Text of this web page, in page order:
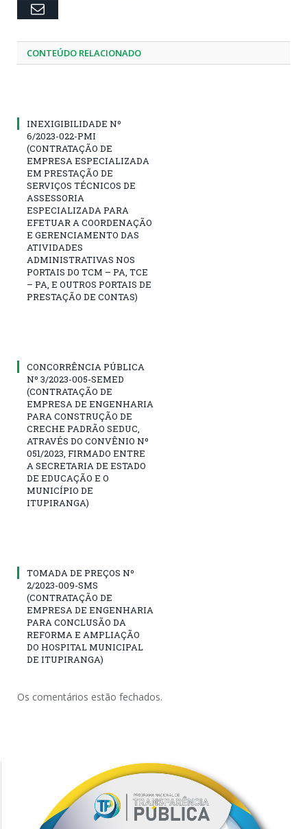
Email
CONTEÚDO RELACIONADO
INEXIGIBILIDADE Nº
6/2023-022-PMI
(CONTRATAÇÃO DE
EMPRESA ESPECIALIZADA
EM PRESTAÇÃO DE
SERVIÇOS TÉCNICOS DE
ASSESSORIA
ESPECIALIZADA PARA
EFETUAR A COORDENAÇÃO
E GERENCIAMENTO DAS
ATIVIDADES
ADMINISTRATIVAS NOS
PORTAIS DO TCM – PA, TCE
– PA, E OUTROS PORTAIS DE
PRESTAÇÃO DE CONTAS)
CONCORRÊNCIA PÚBLICA
Nº 3/2023-005-SEMED
(CONTRATAÇÃO DE
EMPRESA DE ENGENHARIA
PARA CONSTRUÇÃO DE
CRECHE PADRÃO SEDUC,
ATRAVÉS DO CONVÊNIO Nº
051/2023, FIRMADO ENTRE
A SECRETARIA DE ESTADO
DE EDUCAÇÃO E O
MUNICÍPIO DE
ITUPIRANGA)
TOMADA DE PREÇOS Nº
2/2023-009-SMS
(CONTRATAÇÃO DE
EMPRESA DE ENGENHARIA
PARA CONCLUSÃO DA
REFORMA E AMPLIAÇÃO
DO HOSPITAL MUNICIPAL
DE ITUPIRANGA)
Os comentários estão fechados.